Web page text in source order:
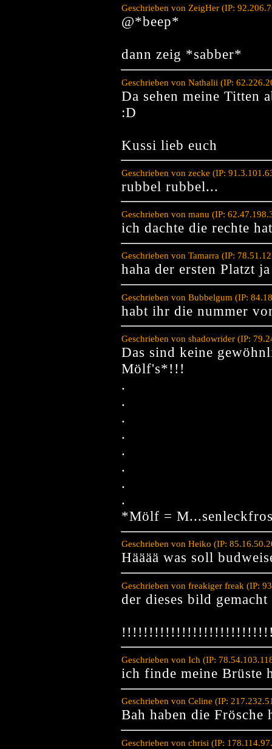
Geschrieben von ZeigHer (IP:
@*beep*
dann zeig *sabber*
Geschrieben von Nathalii (IP:
Da sehen meine Titten
:D
Kussi lieb euch
Geschrieben von zecke (IP:
rubbel rubbel...
Geschrieben von manu (IP:
ich dachte die rechte
Geschrieben von Tamarra (IP:
haha der ersten Platzt
Geschrieben von Bubbelgum (IP:
habt ihr die nummer
Geschrieben von shadowrider (IP:
Das sind keine
Mölf's*!!!
.
.
.
.
.
.
.
.
*Mölf =
Geschrieben von Heiko (IP:
Hääää was soll
Geschrieben von freakiger freak (IP:
der dieses bild
Geschrieben von Ich (IP:
ich finde meine Brüste
Geschrieben von Celine (IP:
Bah haben die Frösche
Geschrieben von chrisi (IP: